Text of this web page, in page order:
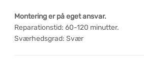
Montering er på eget ansvar.
Reparationstid: 60-120 minutter.
Sværhedsgrad: Svær